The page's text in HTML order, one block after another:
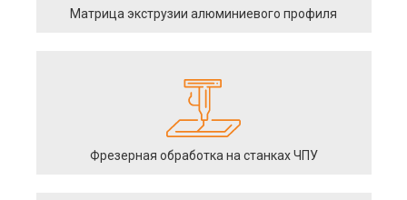
Матрица экструзии алюминиевого профиля
Фрезерная обработка на станках ЧПУ